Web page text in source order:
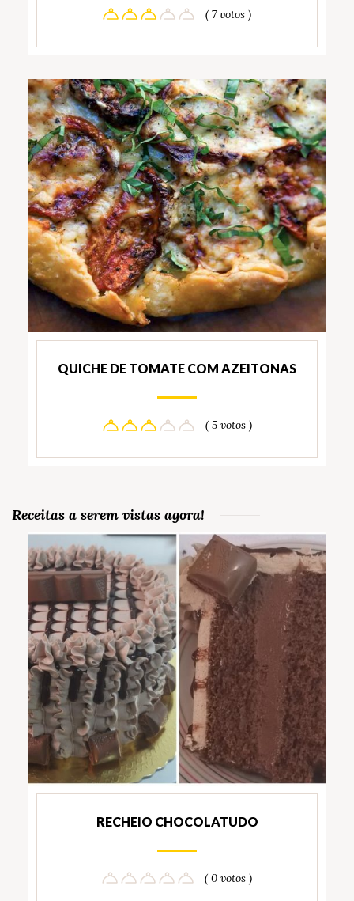
( 7 votos )
QUICHE DE TOMATE COM AZEITONAS
( 5 votos )
Receitas a serem vistas agora!
RECHEIO CHOCOLATUDO
( 0 votos )